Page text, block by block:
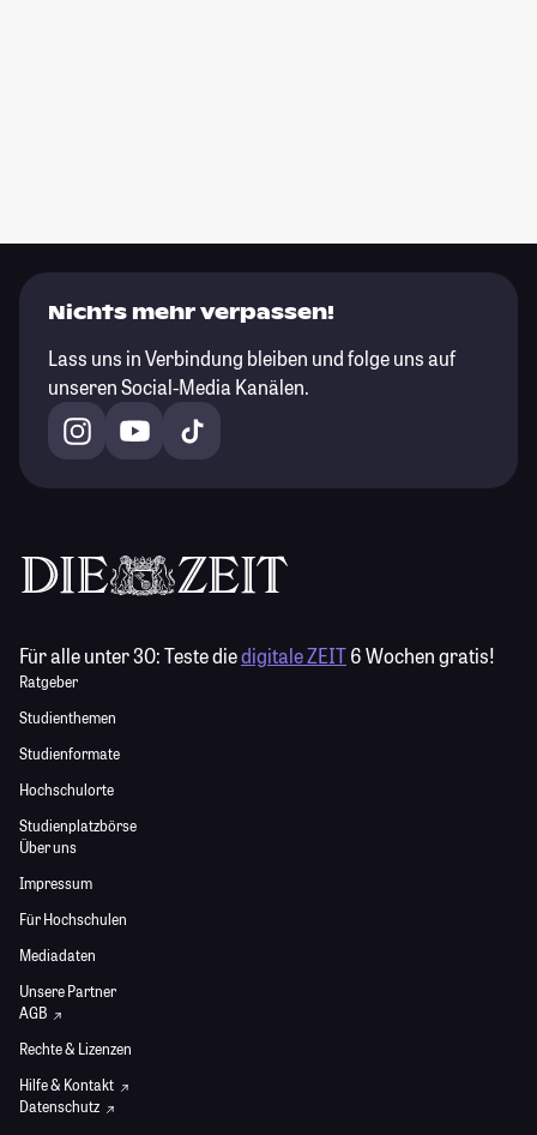
Nichts mehr verpassen!
Lass uns in Verbindung bleiben und folge uns auf
unseren Social-Media Kanälen.
Für alle unter 30:Teste diedigitale ZEIT6 Wochen gratis!
Ratgeber
Studienthemen
Studienformate
Hochschulorte
Studienplatzbörse
Über uns
Impressum
Für Hochschulen
Mediadaten
Unsere Partner
AGB
Rechte & Lizenzen
Hilfe & Kontakt
Datenschutz